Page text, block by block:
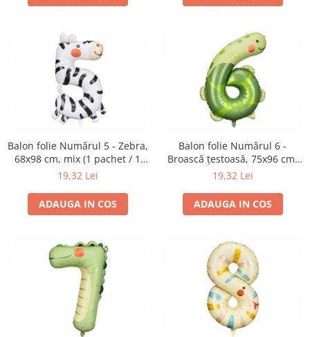
Balon folie Numărul 5 - Zebra,
68x98 cm, mix (1 pachet / 1
buc.)
19,32 Lei
ADAUGA IN COS
Balon folie Numărul 6 -
Broască țestoasă, 75x96 cm,
mix (1 pachet / 1 buc.)
19,32 Lei
ADAUGA IN COS